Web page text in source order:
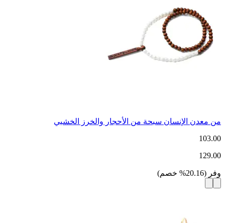
من معدن الإنسان سبحة من الأحجار والخرز الخشبي
103.00
129.00
وفر (
20.16
% خصم)